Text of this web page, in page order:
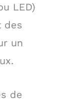
LED)
des
un
de